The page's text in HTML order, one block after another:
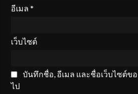
อีเมล *
เว็บไซต์
บันทึกชื่อ, อีเมล และชื่อเว็บไซต์ข
ไป